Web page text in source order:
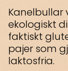
Kanelbullar
ekologiskt
faktiskt
pajer som
laktosfria.